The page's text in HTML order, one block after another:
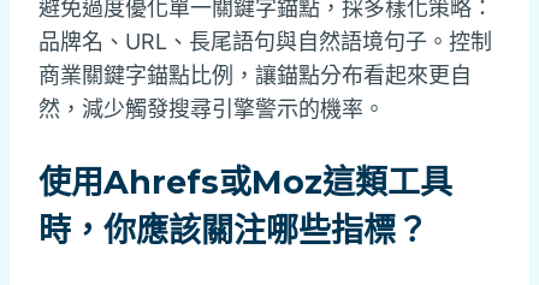
避免過度優化單一關鍵字錨點，採多樣化策略：
品牌名、URL、長尾語句與自然語境句子。控制
商業關鍵字錨點比例，讓錨點分布看起來更自
然，減少觸發搜尋引擎警示的機率。
使用Ahrefs或Moz這類工具
時，你應該關注哪些指標？